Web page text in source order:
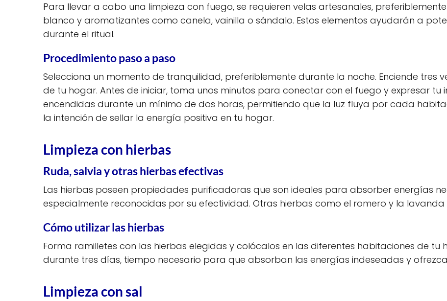
Para llevar a cabo una limpieza con fuego, se requieren velas artesanales,
blanco y aromatizantes como canela, vainilla o sándalo. Estos elementos ayudarán a
durante el ritual.
Procedimiento paso a paso
Selecciona un momento de tranquilidad, preferiblemente durante la noche. Enciende tres
de tu hogar. Antes de iniciar, toma unos minutos para conectar con el fuego y expresar tu
encendidas durante un mínimo de dos horas, permitiendo que la luz fluya por cada
la intención de sellar la energía positiva en tu hogar.
Limpieza con hierbas
Ruda, salvia y otras hierbas efectivas
Las hierbas poseen propiedades purificadoras que son ideales para absorber energías
especialmente reconocidas por su efectividad. Otras hierbas como el romero y la
Cómo utilizar las hierbas
Forma ramilletes con las hierbas elegidas y colócalos en las diferentes habitaciones de tu
durante tres días, tiempo necesario para que absorban las energías indeseadas y
Limpieza con sal